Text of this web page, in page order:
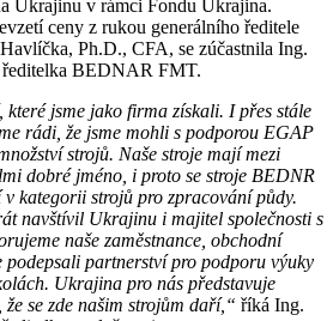
Ukrajinu v rámci Fondu Ukrajina.
ceny z rukou generálního ředitele
Ph.D., CFA, se zúčastnila Ing.
BEDNAR FMT.
které jsme jako firma získali. I přes stále
rádi, že jsme mohli s podporou EGAP
strojů. Naše stroje mají mezi
dobré jméno, i proto se stroje BEDNR
kategorii strojů pro zpracování půdy.
navštívil Ukrajinu i majitel společnosti s
naše zaměstnance, obchodní
partnerství pro podporu výuky
Ukrajina pro nás představuje
se zde našim strojům daří,“ říká Ing.